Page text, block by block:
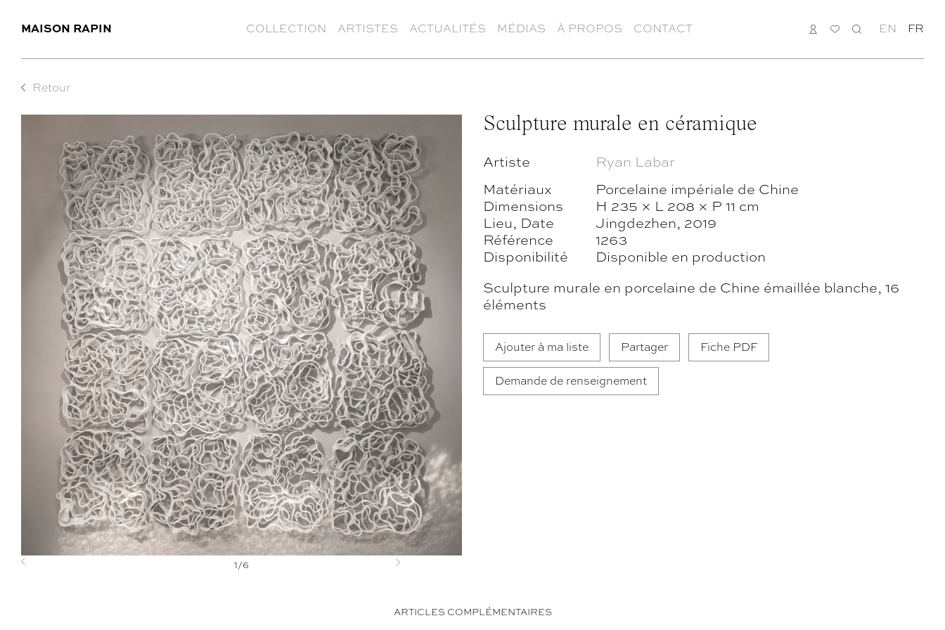
MAISON RAPIN COLLECTION ARTISTES ACTUALITÉS MÉDIAS À PROPOS CONTACT CONNEXION
MA
RECHERCHE
EN FR
Retour
Previous Next
1/6
Sculpture murale en céramique
Artiste
Ryan Labar
Matériaux
Porcelaine impériale de Chine
Dimensions
H 235 × L 208 × P 11 cm
Lieu, Date
Jingdezhen, 2019
Référence
1263
Disponibilité
Disponible en production
Sculpture murale en porcelaine de Chine émaillée blanche, 16
éléments
Ajouter à ma liste Partager Fiche PDF
Demande de renseignement
ARTICLES COMPLÉMENTAIRES